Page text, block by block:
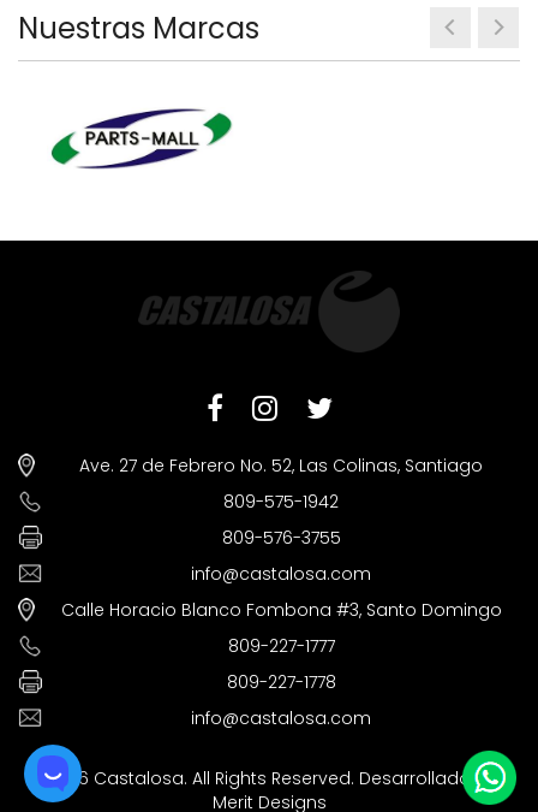
Nuestras Marcas
Ave. 27 de Febrero No. 52, Las Colinas, Santiago
809-575-1942
809-576-3755
info@castalosa.com
Calle Horacio Blanco Fombona #3, Santo Domingo
809-227-1777
809-227-1778
info@castalosa.com
©2026 Castalosa. All Rights Reserved. Desarrollado por
Merit Designs